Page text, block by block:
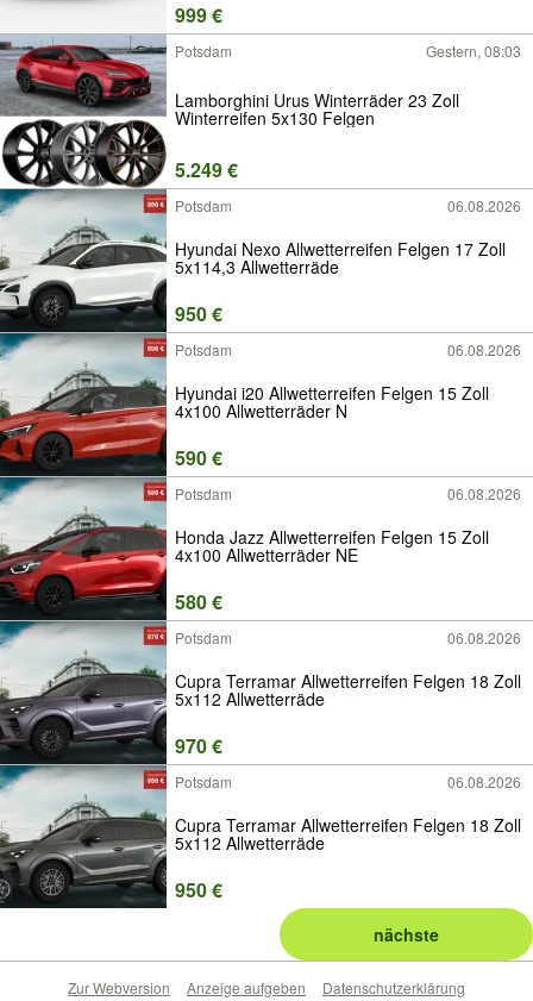
999 €
Potsdam Gestern, 08:03
Lamborghini Urus Winterräder 23 Zoll
Winterreifen 5x130 Felgen
5.249 €
Potsdam 06.08.2026
Hyundai Nexo Allwetterreifen Felgen 17 Zoll
5x114,3 Allwetterräde
950 €
Potsdam 06.08.2026
Hyundai i20 Allwetterreifen Felgen 15 Zoll
4x100 Allwetterräder N
590 €
Potsdam 06.08.2026
Honda Jazz Allwetterreifen Felgen 15 Zoll
4x100 Allwetterräder NE
580 €
Potsdam 06.08.2026
Cupra Terramar Allwetterreifen Felgen 18 Zoll
5x112 Allwetterräde
970 €
Potsdam 06.08.2026
Cupra Terramar Allwetterreifen Felgen 18 Zoll
5x112 Allwetterräde
950 €
nächste
Zur Webversion Anzeige aufgeben Datenschutzerklärung